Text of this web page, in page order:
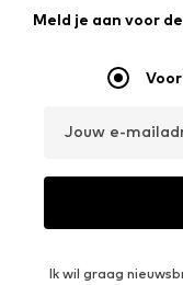
Meld je aan voor
Jouw e-
Ik wil graag